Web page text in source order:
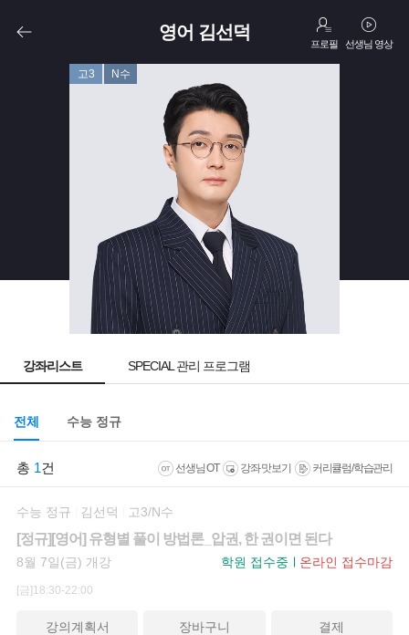
영어 김선덕
프로필 선생님 영상
고3 N수
강좌리스트 SPECIAL 관리 프로그램
전체 수능 정규
총 1건 선생님 OT 강좌 맛보기 커리큘럼/학습관리
수능 정규 김선덕 고3/N수
[정규][영어] 유형별 풀이 방법론_압권, 한 권이면 된다
8월 7일(금) 개강 학원 접수중 온라인 접수마감
[금]18:30-22:00
강의계획서 장바구니 결제